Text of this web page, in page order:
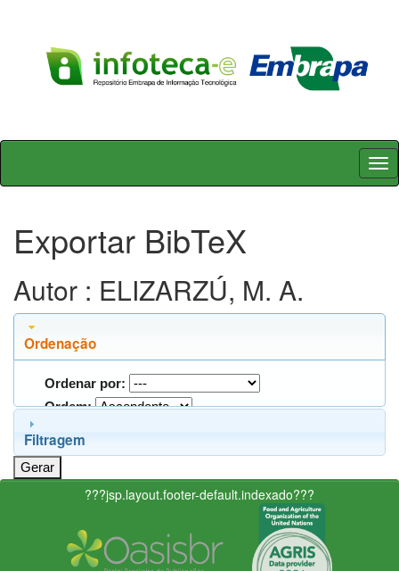
Skip
Exportar BibTeX
Autor : ELIZARZÚ, M. A.
Ordenação
Ordenar por:
Ordem:
Filtragem
???jsp.layout.footer-default.indexado???